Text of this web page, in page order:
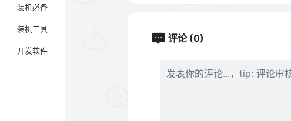
装机必备
装机工具
开发软件
评论 (0)